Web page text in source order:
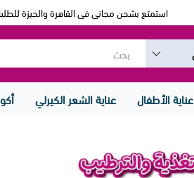
استمتع بشحن مجانى فى القاهرة والجيزة للطلبات
عناية الأطفال عناية الشعر الكيرلي